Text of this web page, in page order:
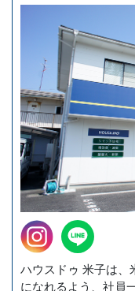
ハウスドゥ 米子は、
になれるよう、社員